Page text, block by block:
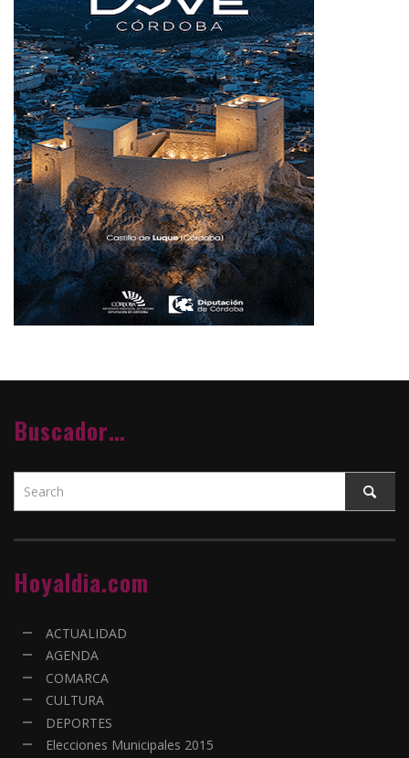
Buscador…
Hoyaldia.com
ACTUALIDAD
AGENDA
COMARCA
CULTURA
DEPORTES
Elecciones Municipales 2015